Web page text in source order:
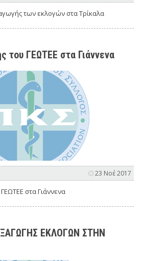
των εκλογών στα Τρίκαλα
του ΓΕΩΤΕΕ στα Γιάννενα
23 Νοέ 2017
στα Γιάννενα
ΕΚΛΟΓΩΝ ΣΤΗΝ